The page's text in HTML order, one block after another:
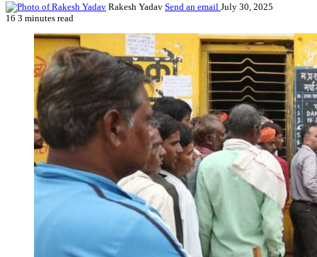
Rakesh Yadav Send an email July 30, 2025
16 3 minutes read